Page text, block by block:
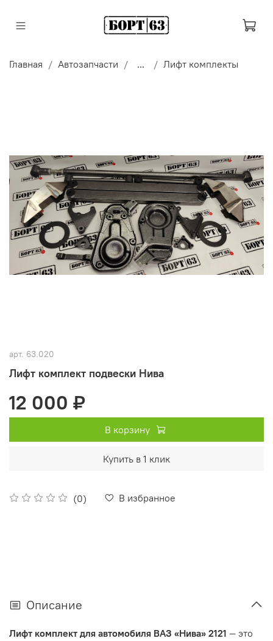
Главная Автозапчасти ... Лифт комплекты
арт. 63.020
Лифт комплект подвески Нива
(0) В избранное
12 000 ₽
В корзину
Купить в 1 клик
Описание
Лифт комплект для автомобиля ВАЗ «Нива» 2121 — это